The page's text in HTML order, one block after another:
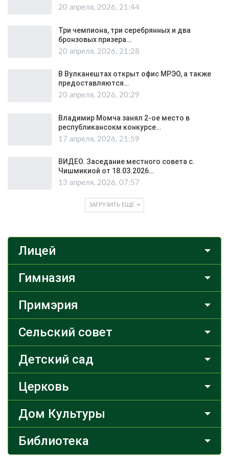
20 апреля, 2026, 21:44
Три чемпиона, три серебрянных и два
бронзовых призера…
20 апреля, 2026, 21:28
В Вулканештах открыт офис МРЭО, а также
предоставляются…
20 апреля, 2026, 20:29
Владимир Момча занял 2-ое место в
республикансокм конкурсе…
17 апреля, 2026, 21:59
ВИДЕО. Заседание местного совета с.
Чишмикиой от 18.03.2026…
13 апреля, 2026, 07:57
ЗАГРУЗИТЬ ЕЩЁ
Лицей
Гимназия
Примэрия
Сельский совет
Детский сад
Церковь
Дом Культуры
Библиотека